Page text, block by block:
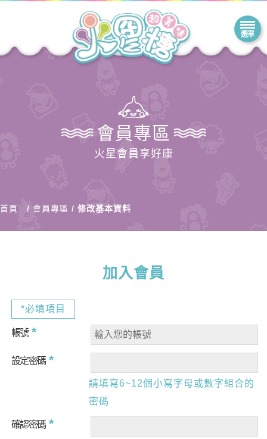
會員專區
火星會員享好康
首頁 會員專區 修改基本資料
加入會員
*必填項目
帳號 *
設定密碼 *
請填寫6~12個小寫字母或數字組合的
密碼
確認密碼 *